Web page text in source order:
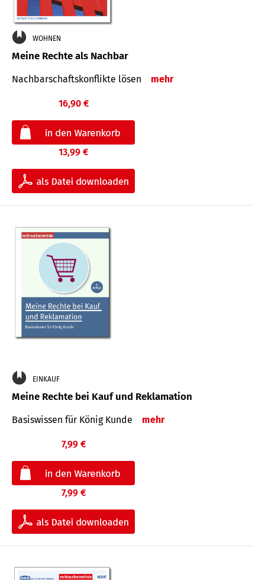
WOHNEN
Meine Rechte als Nachbar
Nach­bar­schafts­konflikte lösen mehr
16,90 €
13,99 €
EINKAUF
Meine Rechte bei Kauf und Reklamation
Basiswissen für König Kunde mehr
7,99 €
7,99 €